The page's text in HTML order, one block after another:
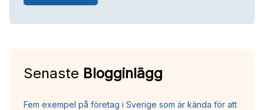
Senaste Blogginlägg
Fem exempel på företag i Sverige som är kända för att